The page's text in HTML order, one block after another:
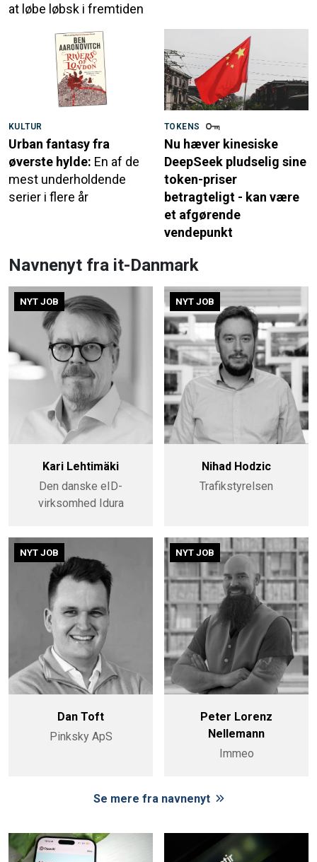
at løbe løbsk i fremtiden
KULTUR
Urban fantasy fra
øverste hylde: En af de
mest underholdende
serier i flere år
TOKENS
Nu hæver kinesiske
DeepSeek pludselig sine
token-priser
betragteligt - kan være
et afgørende
vendepunkt
Navnenyt fra it-Danmark
NYT JOB
Kari Lehtimäki
Den danske eID-
virksomhed Idura
NYT JOB
Nihad Hodzic
Trafikstyrelsen
NYT JOB
Dan Toft
Pinksky ApS
NYT JOB
Peter Lorenz
Nellemann
Immeo
Se mere fra navnenyt